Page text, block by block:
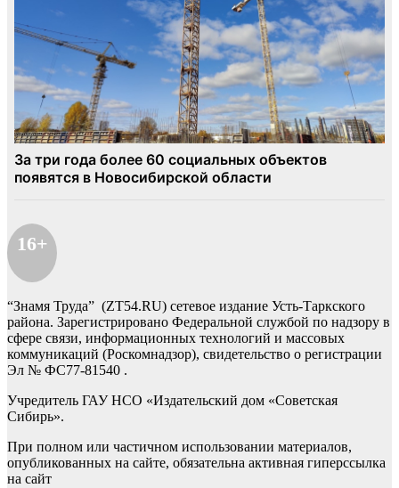
16+
“Знамя Труда” (ZT54.RU) сетевое издание Усть-Таркского
района. Зарегистрировано Федеральной службой по надзору в
сфере связи, информационных технологий и массовых
коммуникаций (Роскомнадзор), свидетельство о регистрации
Эл № ФС77-81540 .
Учредитель ГАУ НСО «Издательский дом «Советская
Сибирь».
При полном или частичном использовании материалов,
опубликованных на сайте, обязательна активная гиперссылка
на сайт